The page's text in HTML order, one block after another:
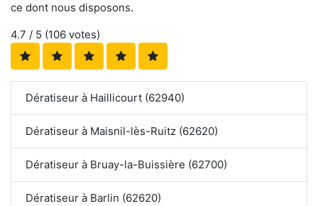
ce dont nous disposons.
4.7 / 5 (106 votes)
Dératiseur à Haillicourt (62940)
Dératiseur à Maisnil-lès-Ruitz (62620)
Dératiseur à Bruay-la-Buissière (62700)
Dératiseur à Barlin (62620)